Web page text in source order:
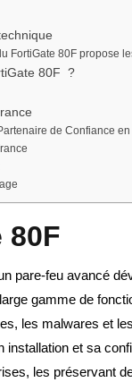
FortiGate 80F propose
80F ?
de Confiance
80F
pare-feu avancé
gamme de
les malwares et
installation et sa
les préservant